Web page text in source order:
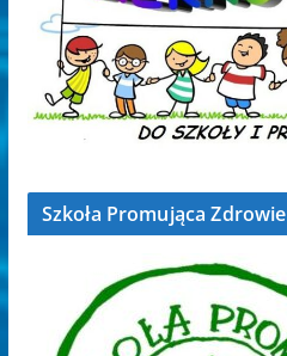
Szkoła Promująca Zdrowie